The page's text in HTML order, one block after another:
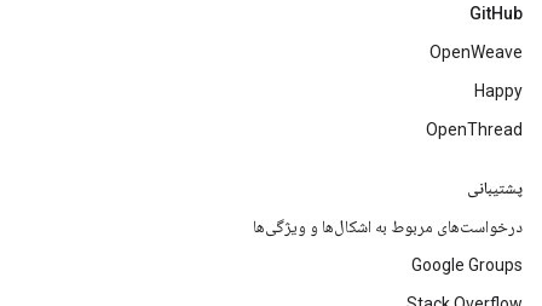
GitHub
OpenWeave
Happy
OpenThread
پشتیبانی
درخواست‌های مربوط به اشکال‌ها و ویژگی‌ها
Google Groups